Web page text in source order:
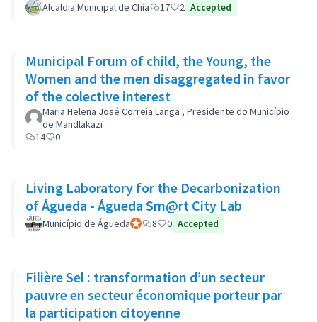
Alcaldia Municipal de Chía 17 2 Accepted
Municipal Forum of child, the Young, the
Women and the men disaggregated in favor
of the colective interest
Maria Helena José Correia Langa , Presidente do Município
de Mandlakazi
14
0
Living Laboratory for the Decarbonization
of Águeda - Águeda Sm@rt City Lab
Município de ÁguedaOfficial participant
8 0 Accepted
Filière Sel : transformation d’un secteur
pauvre en secteur économique porteur par
la participation citoyenne